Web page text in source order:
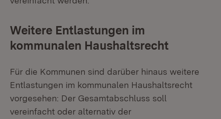
Weitere Entlastungen im
kommunalen Haushaltsrecht
Für die Kommunen sind darüber hinaus weitere
Entlastungen im kommunalen Haushaltsrecht
vorgesehen: Der Gesamtabschluss soll
vereinfacht oder alternativ der